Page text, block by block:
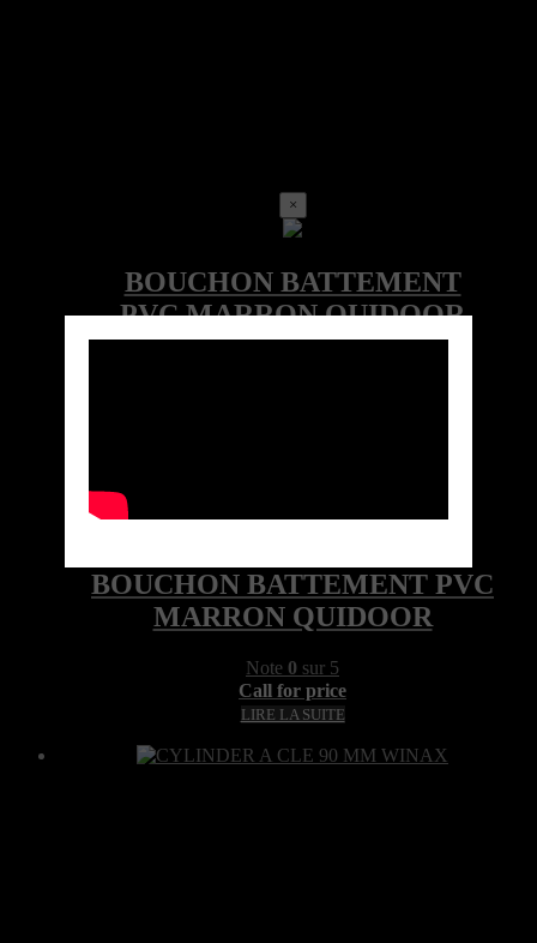
×
BOUCHON BATTEMENT PVC
MARRON QUIDOOR
Note 0 sur 5
Call for price
LIRE LA SUITE